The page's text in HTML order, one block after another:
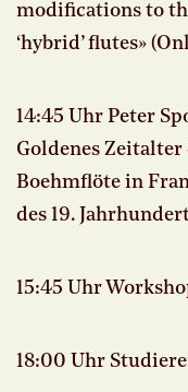
modifications to
‘hybrid’ flutes»
14:45 Uhr Peter
Goldenes
Boehmflöte in
des 19.
15:45 Uhr
18:00 Uhr